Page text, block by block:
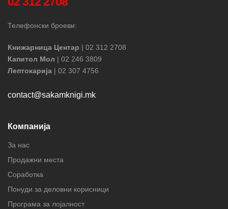
Телефонски броеви:
Книжарница Центар | 02 312 2708
Капитол Мол | 02 246 3809
Лептокарија | 02 307 4756
contact@sakamknigi.mk
Компанија
За нас
Продажни места
Соработка
Понуди за деловни корисници
Програма за лојалност